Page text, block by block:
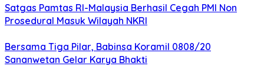
Satgas Pamtas RI-Malaysia Berhasil Cegah PMI Non
Prosedural Masuk Wilayah NKRI
Bersama Tiga Pilar, Babinsa Koramil 0808/20
Sananwetan Gelar Karya Bhakti